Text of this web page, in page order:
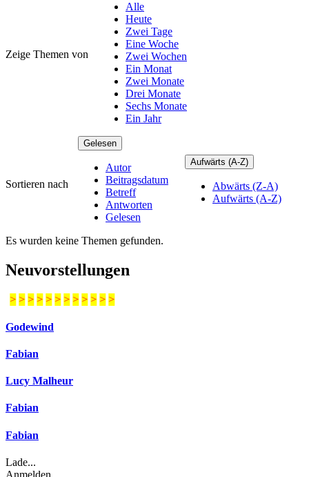
Zeige Themen von
Alle
Heute
Zwei Tage
Eine Woche
Zwei Wochen
Ein Monat
Zwei Monate
Drei Monate
Sechs Monate
Ein Jahr
Sortieren nach
Gelesen
Autor
Beitragsdatum
Betreff
Antworten
Gelesen
Aufwärts (A-Z)
Abwärts (Z-A)
Aufwärts (A-Z)
Es wurden keine Themen gefunden.
Neuvorstellungen
> > > > > > > > > > > >
Godewind
Fabian
Lucy Malheur
Fabian
Fabian
Lade...
Anmelden